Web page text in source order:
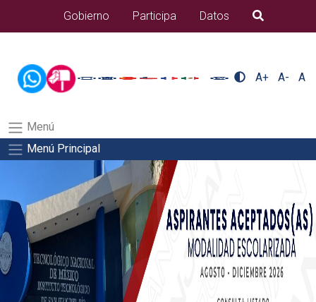
alumnos/plantilla_tecnmSalida del comando:
Gobierno Participa Datos B�squeda
A+ A- A
Menú
Menú Principal